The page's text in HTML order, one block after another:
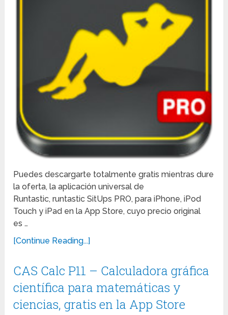
Puedes descargarte totalmente gratis mientras dure
la oferta, la aplicación universal de
Runtastic, runtastic SitUps PRO, para iPhone, iPod
Touch y iPad en la App Store, cuyo precio original
es …
[Continue Reading...]
CAS Calc P11 – Calculadora gráfica
científica para matemáticas y
ciencias, gratis en la App Store